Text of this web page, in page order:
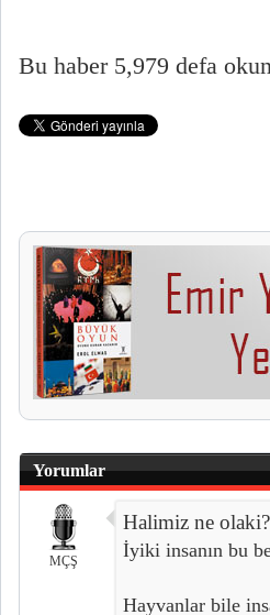
Bu haber 5,979 defa
Yorumlar
MÇŞ
Halimiz ne olaki?
İyiki insanın bu
Hayvanlar bile